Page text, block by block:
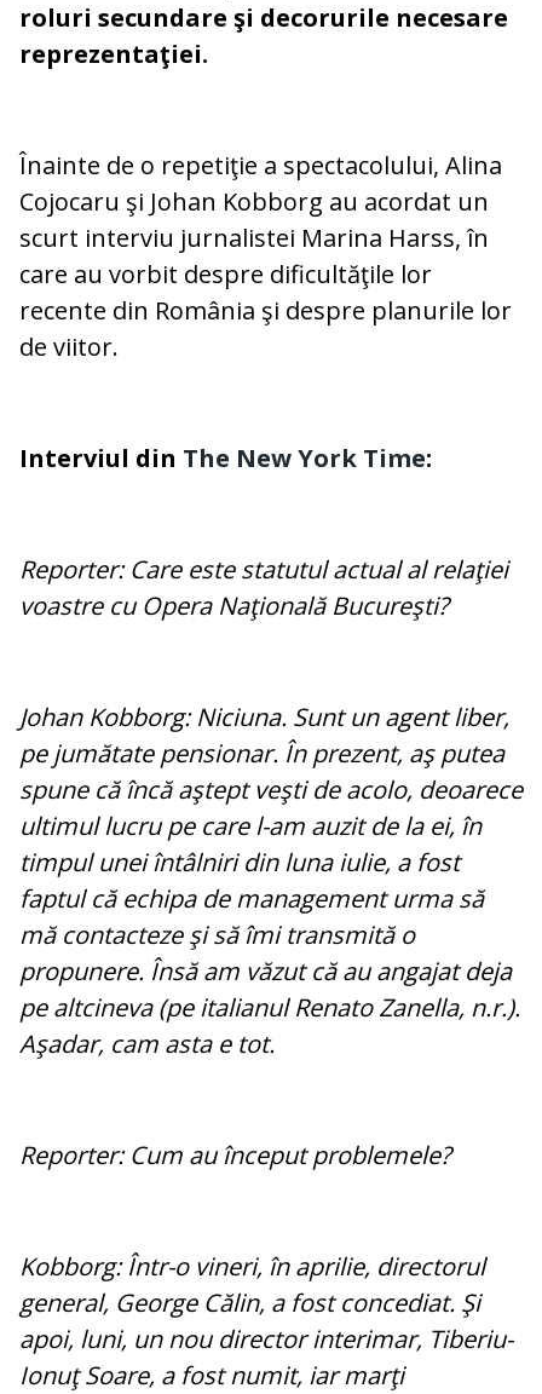
roluri secundare şi decorurile necesare
reprezentaţiei.
Înainte de o repetiţie a spectacolului, Alina
Cojocaru şi Johan Kobborg au acordat un
scurt interviu jurnalistei Marina Harss, în
care au vorbit despre dificultăţile lor
recente din România şi despre planurile lor
de viitor.
Interviul din The New York Time:
Reporter: Care este statutul actual al relaţiei
voastre cu Opera Naţională Bucureşti?
Johan Kobborg: Niciuna. Sunt un agent liber,
pe jumătate pensionar. În prezent, aş putea
spune că încă aştept veşti de acolo, deoarece
ultimul lucru pe care l-am auzit de la ei, în
timpul unei întâlniri din luna iulie, a fost
faptul că echipa de management urma să
mă contacteze şi să îmi transmită o
propunere. Însă am văzut că au angajat deja
pe altcineva (pe italianul Renato Zanella, n.r.).
Aşadar, cam asta e tot.
Reporter: Cum au început problemele?
Kobborg: Într-o vineri, în aprilie, directorul
general, George Călin, a fost concediat. Şi
apoi, luni, un nou director interimar, Tiberiu-
Ionuţ Soare, a fost numit, iar marţi